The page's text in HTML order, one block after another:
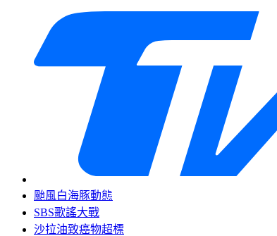
颱風白海豚動態
SBS歌謠大戰
沙拉油致癌物超標